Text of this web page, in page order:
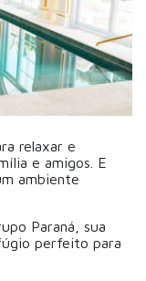
relaxar e
e amigos. E
ambiente
Paraná, sua
perfeito para